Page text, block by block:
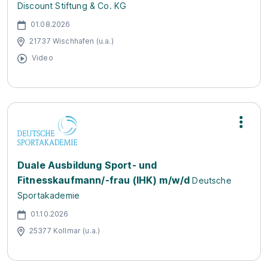
Discount Stiftung & Co. KG
01.08.2026
21737 Wischhafen (u.a.)
Video
Duale Ausbildung Sport- und
Fitnesskaufmann/-frau (IHK) m/w/d Deutsche
Sportakademie
01.10.2026
25377 Kollmar (u.a.)